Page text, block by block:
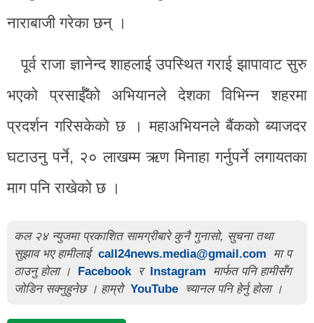
नाराबाजी गरेका छन् ।
पूर्व राजा ज्ञानेन्द शाहलाई उपस्थित गराई झापावाट सुरु
भएको प्रसाईँको अभियानले देशका विभिन्न शहरमा
प्रदर्शन गरिसकेको छ । महाअभियनले बैंकको ब्याजदर
घटाउनु पर्ने, २० लाखम्म ऋण मिनाहा गर्नुपर्ने लगायतका
माग पनि राखेको छ ।
कल २४ न्युजमा प्रकाशित सामग्रीबारे कुनै गुनासो, सुचना तथा
सुझाव भए हामीलाई call24news.media@gmail.com
मा प
ठाउनु होला ।
Facebook र Instagram
मार्फत पनि हामीसँग
जोडिन सक्नुहुनेछ । हाम्रो YouTube च्यानल पनि हेर्नु होला ।